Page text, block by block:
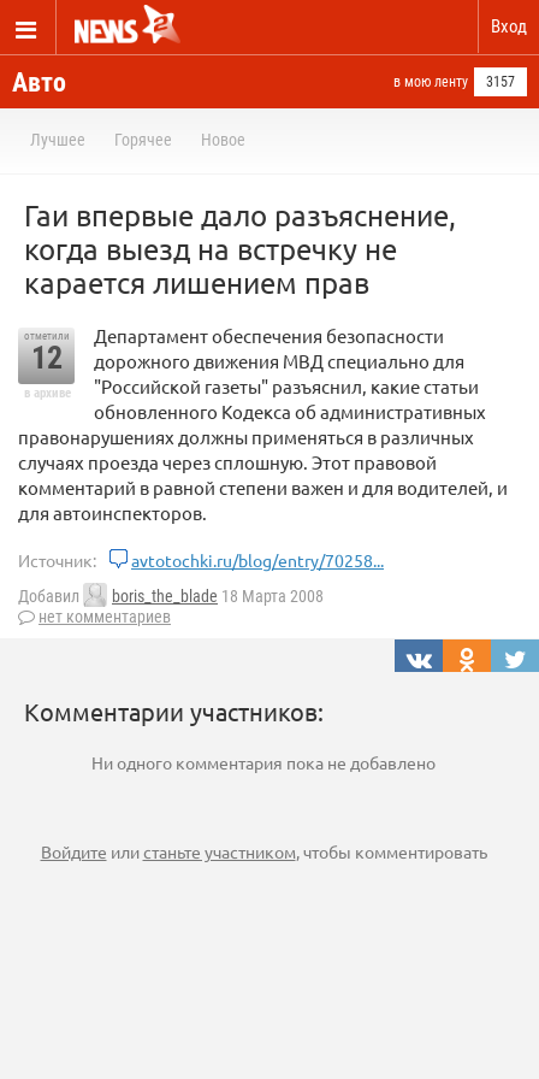
Вход
Авто в мою ленту 3157
Лучшее Горячее Новое
Гаи впервые дало разъяснение,
когда выезд на встречку не
карается лишением прав
отметили
12
в архиве
Департамент обеспечения безопасности
дорожного движения МВД специально для
"Российской газеты" разъяснил, какие статьи
обновленного Кодекса об административных
правонарушениях должны применяться в различных
случаях проезда через сплошную. Этот правовой
комментарий в равной степени важен и для водителей, и
для автоинспекторов.
Источник: avtotochki.ru/blog/entry/70258...
Добавил boris_the_blade 18 Марта 2008
нет комментариев
Комментарии участников:
Ни одного комментария пока не добавлено
Войдите илистаньте участником, чтобы комментировать